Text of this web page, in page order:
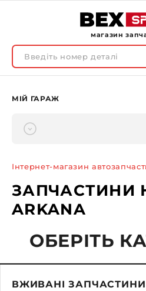
магазин
МІЙ ГАРАЖ
Інтернет-магазин
ЗАПЧАСТИНИ
ARKANA
ОБЕРІТЬ
ВЖИВАНІ ЗАПЧАСТИНИ